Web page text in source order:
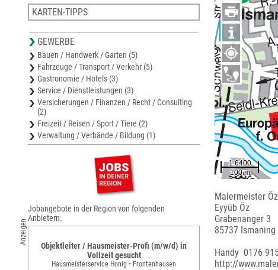
Malermeister Öz
Eyyüb Öz
Grabenanger 3
85737 Ismaning
Handy 0176
http://
KARTEN-TIPPS
Stadtplan München-Trudering-Riem
Stadtplan Neufahrn
Stadtplan München-Ramersdorf-Perlach
Stadtplan Poing
GEWERBE
Bauen / Handwerk / Garten (5)
Fahrzeuge / Transport / Verkehr (5)
Gastronomie / Hotels (3)
Service / Dienstleistungen (3)
Versicherungen / Finanzen / Recht / Consulting
(2)
Freizeit / Reisen / Sport / Tiere (2)
Verwaltung / Verbände / Bildung (1)
Anzeigen
Jobangebote in der Region von folgenden
Anbietern:
Objektleiter / Hausmeister-Profi (m/w/d) in
Vollzeit gesucht
Hausmeisterservice Honig • Frontenhausen